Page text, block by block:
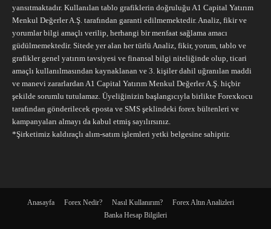
yansıtmaktadır. Kullanılan tablo grafiklerin doğruluğu A1 Capital Yatırım
Menkul Değerler A.Ş. tarafından garanti edilmemektedir. Analiz, fikir ve
yorumlar bilgi amaçlı verilip, herhangi bir menfaat sağlama amacı
güdülmemektedir. Sitede yer alan her türlü Analiz, fikir, yorum, tablo ve
grafikler genel yatırım tavsiyesi ve finansal bilgi niteliğinde olup, ticari
amaçlı kullanılmasından kaynaklanan ve 3. kişiler dahil uğranılan maddi
ve manevi zararlardan A1 Capital Yatırım Menkul Değerler A.Ş. hiçbir
şekilde sorumlu tutulamaz. Üyeliğinizin başlangıcıyla birlikte Forexkocu
tarafından gönderilecek eposta ve SMS şeklindeki forex bültenleri ve
kampanyaları almayı da kabul etmiş sayılırsınız.
*Şirketimiz kaldıraçlı alım-satım işlemleri yetki belgesine sahiptir.
Anasayfa Forex Nedir? Nasıl Kullanırım?
Forex Altın Analizleri
Banka Hesap Bilgileri